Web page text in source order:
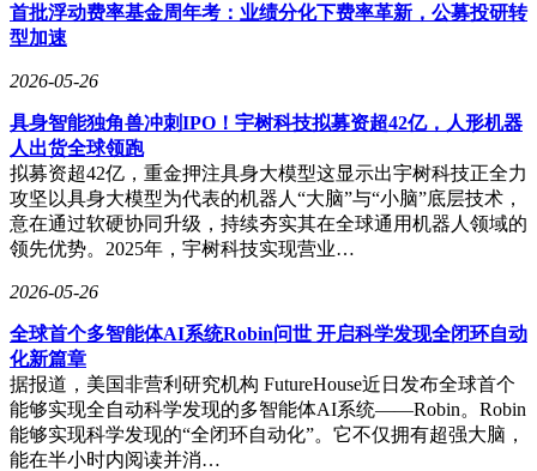
首批浮动费率基金周年考：业绩分化下费率革新，公募投研转
型加速
2026-05-26
具身智能独角兽冲刺IPO！宇树科技拟募资超42亿，人形机器
人出货全球领跑
拟募资超42亿，重金押注具身大模型这显示出宇树科技正全力
攻坚以具身大模型为代表的机器人“大脑”与“小脑”底层技术，
意在通过软硬协同升级，持续夯实其在全球通用机器人领域的
领先优势。2025年，宇树科技实现营业…
2026-05-26
全球首个多智能体AI系统Robin问世 开启科学发现全闭环自动
化新篇章
据报道，美国非营利研究机构 FutureHouse近日发布全球首个
能够实现全自动科学发现的多智能体AI系统——Robin。Robin
能够实现科学发现的“全闭环自动化”。它不仅拥有超强大脑，
能在半小时内阅读并消…